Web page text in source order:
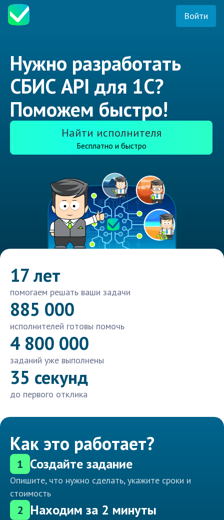
Войти
Нужно разработать
СБИС API для 1С?
Поможем быстро!
Найти исполнителя
Бесплатно и быстро
17 лет
помогаем решать ваши задачи
885 000
исполнителей готовы помочь
4 800 000
заданий уже выполнены
35 секунд
до первого отклика
Как это работает?
1 Создайте задание
Опишите, что нужно сделать, укажите сроки и
стоимость
2 Находим за 2 минуты